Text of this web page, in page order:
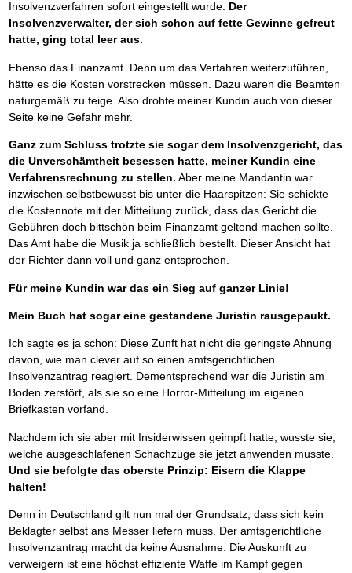
Insolvenzverfahren sofort eingestellt wurde. Der
Insolvenzverwalter, der sich schon auf fette Gewinne gefreut
hatte, ging total leer aus.
Ebenso das Finanzamt. Denn um das Verfahren weiterzuführen,
hätte es die Kosten vorstrecken müssen. Dazu waren die Beamten
naturgemäß zu feige. Also drohte meiner Kundin auch von dieser
Seite keine Gefahr mehr.
Ganz zum Schluss trotzte sie sogar dem Insolvenzgericht, das
die Unverschämtheit besessen hatte, meiner Kundin eine
Verfahrensrechnung zu stellen. Aber meine Mandantin war
inzwischen selbstbewusst bis unter die Haarspitzen: Sie schickte
die Kostennote mit der Mitteilung zurück, dass das Gericht die
Gebühren doch bittschön beim Finanzamt geltend machen sollte.
Das Amt habe die Musik ja schließlich bestellt. Dieser Ansicht hat
der Richter dann voll und ganz entsprochen.
Für meine Kundin war das ein Sieg auf ganzer Linie!
Mein Buch hat sogar eine gestandene Juristin rausgepaukt.
Ich sagte es ja schon: Diese Zunft hat nicht die geringste Ahnung
davon, wie man clever auf so einen amtsgerichtlichen
Insolvenzantrag reagiert. Dementsprechend war die Juristin am
Boden zerstört, als sie so eine Horror-Mitteilung im eigenen
Briefkasten vorfand.
Nachdem ich sie aber mit Insiderwissen geimpft hatte, wusste sie,
welche ausgeschlafenen Schachzüge sie jetzt anwenden musste.
Und sie befolgte das oberste Prinzip: Eisern die Klappe
halten!
Denn in Deutschland gilt nun mal der Grundsatz, dass sich kein
Beklagter selbst ans Messer liefern muss. Der amtsgerichtliche
Insolvenzantrag macht da keine Ausnahme. Die Auskunft zu
verweigern ist eine höchst effiziente Waffe im Kampf gegen